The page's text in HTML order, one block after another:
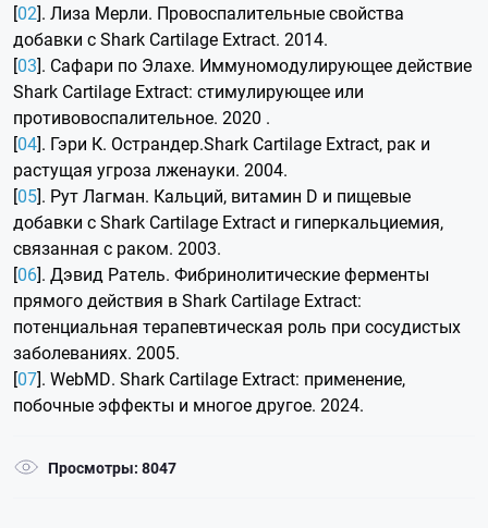
[02]. Лиза Мерли. Провоспалительные свойства
добавки c Shark Cartilage Extract. 2014.
[03]. Сафари по Элахе. Иммуномодулирующее действие
Shark Cartilage Extract: стимулирующее или
противовоспалительное. 2020 .
[04]. Гэри К. Острандер.Shark Cartilage Extract, рак и
растущая угроза лженауки. 2004.
[05]. Рут Лагман. Кальций, витамин D и пищевые
добавки с Shark Cartilage Extract и гиперкальциемия,
связанная с раком. 2003.
[06]. Дэвид Ратель. Фибринолитические ферменты
прямого действия в Shark Cartilage Extract:
потенциальная терапевтическая роль при сосудистых
заболеваниях. 2005.
[07]. WebMD. Shark Cartilage Extract: применение,
побочные эффекты и многое другое. 2024.
Просмотры: 8047